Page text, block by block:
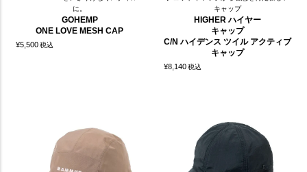
に。
GOHEMP
ONE LOVE MESH CAP
¥5,500税込
キャップ
HIGHER ハイヤー
キャップ
C/N ハイデンス ツイル アクティブ
キャップ
¥8,140税込